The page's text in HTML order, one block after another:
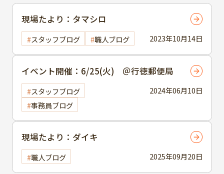
2023年10月14日
現場たより：タマシロ
スタッフブログ 職人ブログ
2024年06月10日
イベント開催：6/25(火) ＠行徳郵便局
スタッフブログ
事務員ブログ
2025年09月20日
現場たより：ダイキ
職人ブログ